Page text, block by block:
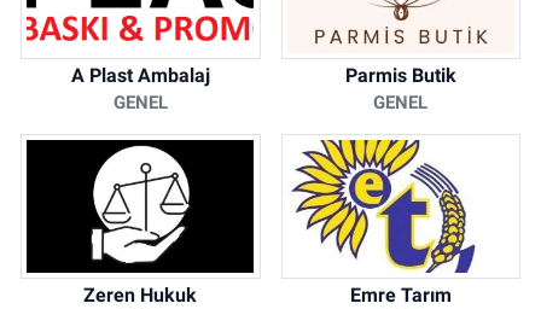
A Plast Ambalaj
GENEL
Parmis Butik
GENEL
Zeren Hukuk Emre Tarım